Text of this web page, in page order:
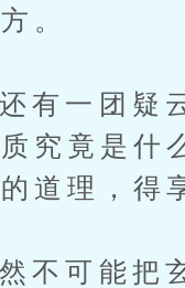
。
一团疑云
究竟是什
道理，得
可能把玄